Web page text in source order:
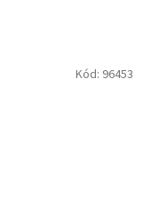
Kód: 96453